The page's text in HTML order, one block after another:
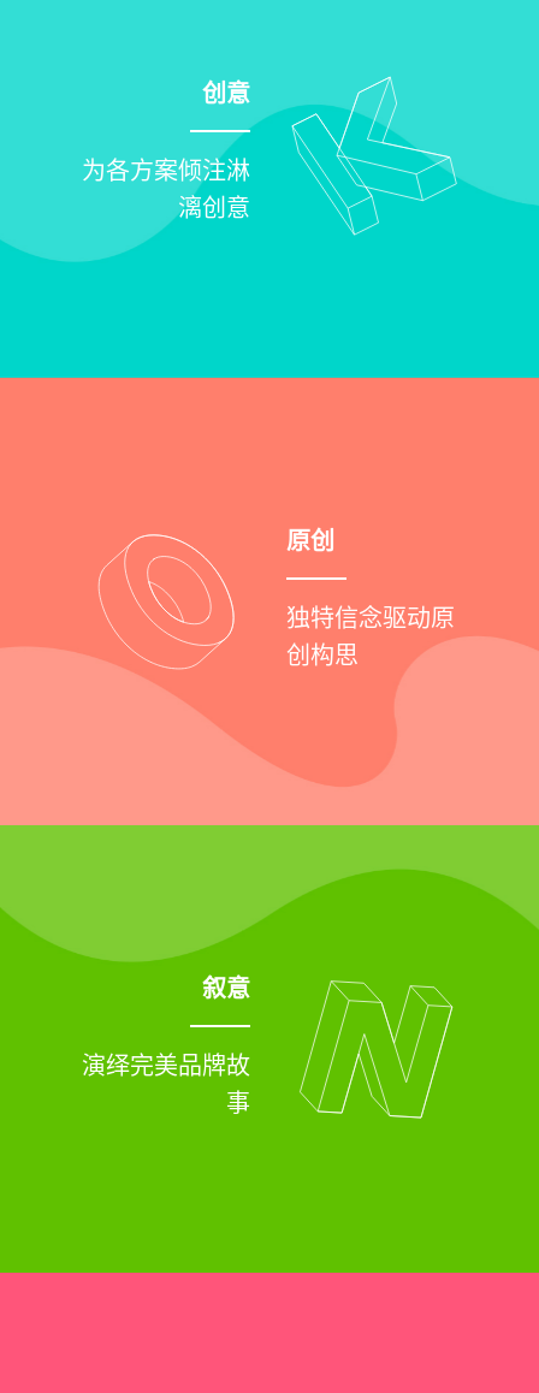
创意
为各方案倾注淋
漓创意
原创
独特信念驱动原
创构思
叙意
演绎完美品牌故
事